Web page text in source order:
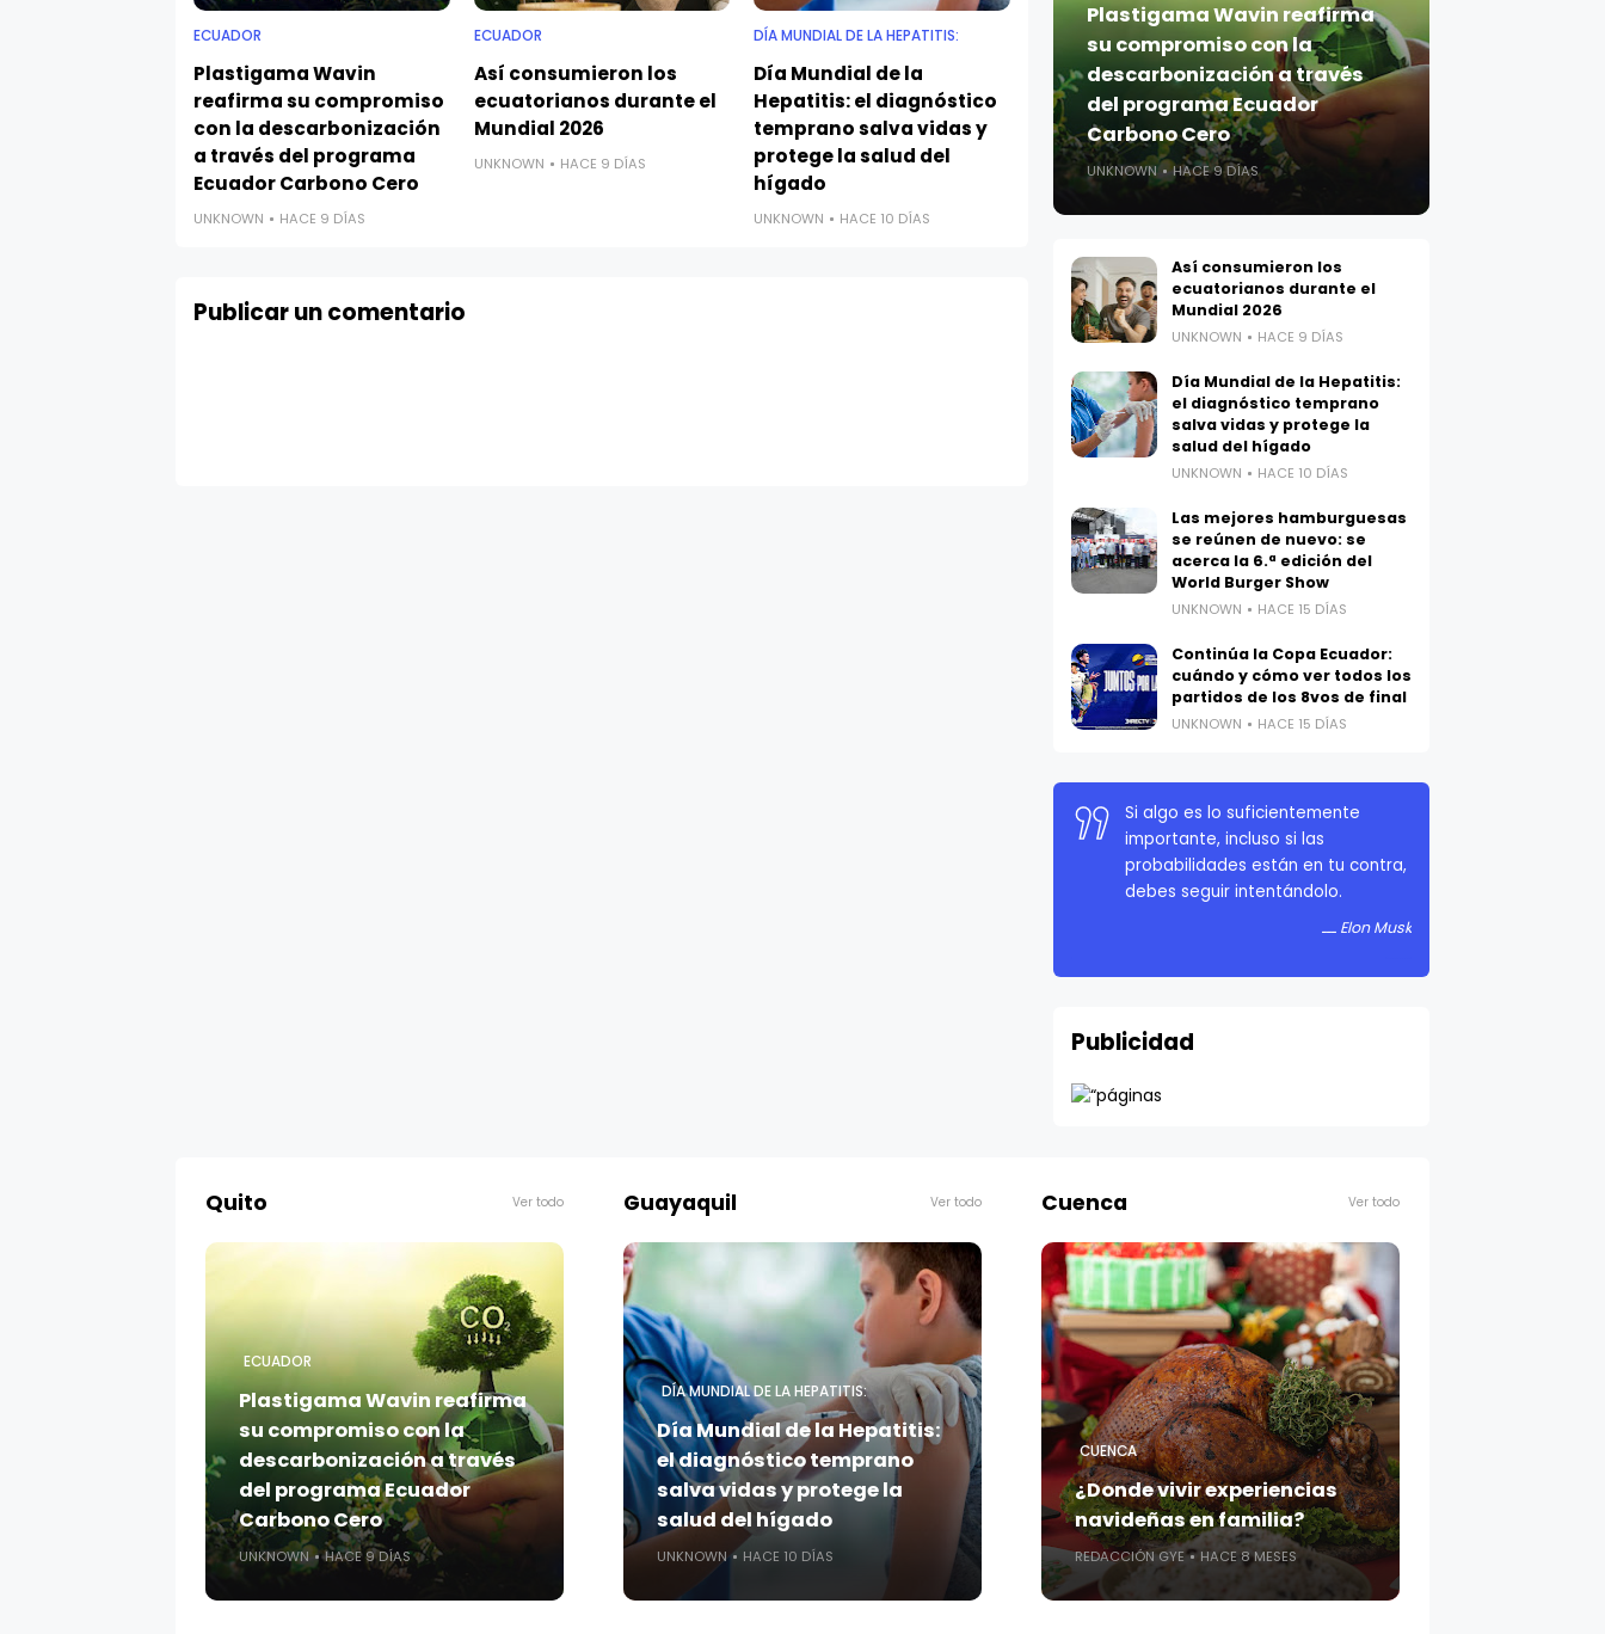
ECUADOR
Plastigama Wavin
reafirma su compromiso
con la descarbonización
a través del programa
Ecuador Carbono Cero
UNKNOWN HACE 9 DÍAS
ECUADOR
Así consumieron los
ecuatorianos durante el
Mundial 2026
UNKNOWN HACE 9 DÍAS
DÍA MUNDIAL DE LA HEPATITIS:
Día Mundial de la
Hepatitis: el diagnóstico
temprano salva vidas y
protege la salud del
hígado
UNKNOWN HACE 10 DÍAS
Publicar un comentario
Plastigama Wavin reafirma
su compromiso con la
descarbonización a través
del programa Ecuador
Carbono Cero
UNKNOWN HACE 9 DÍAS
Así consumieron los
ecuatorianos durante el
Mundial 2026
UNKNOWN HACE 9 DÍAS
Día Mundial de la Hepatitis:
el diagnóstico temprano
salva vidas y protege la
salud del hígado
UNKNOWN HACE 10 DÍAS
Las mejores hamburguesas
se reúnen de nuevo: se
acerca la 6.ª edición del
World Burger Show
UNKNOWN HACE 15 DÍAS
Continúa la Copa Ecuador:
cuándo y cómo ver todos los
partidos de los 8vos de final
UNKNOWN HACE 15 DÍAS
Si algo es lo suficientemente
importante, incluso si las
probabilidades están en tu contra,
debes seguir intentándolo.
Elon Musk
Publicidad
Quito Ver todo
ECUADOR
Plastigama Wavin reafirma
su compromiso con la
descarbonización a través
del programa Ecuador
Carbono Cero
UNKNOWN HACE 9 DÍAS
Guayaquil Ver todo
DÍA MUNDIAL DE LA HEPATITIS:
Día Mundial de la Hepatitis:
el diagnóstico temprano
salva vidas y protege la
salud del hígado
UNKNOWN HACE 10 DÍAS
Cuenca Ver todo
CUENCA
¿Donde vivir experiencias
navideñas en familia?
REDACCIÓN GYE HACE 8 MESES